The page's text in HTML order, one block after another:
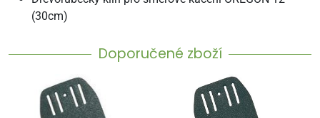
(30cm)
Doporučené zboží